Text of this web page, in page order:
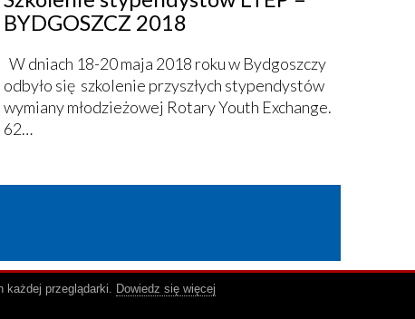
BYDGOSZCZ 2018
W dniach 18-20 maja 2018 roku w Bydgoszczy
odbyło się szkolenie przyszłych stypendystów
wymiany młodzieżowej Rotary Youth Exchange.
62…
każdej przeglądarki. Dowiedz się więcej